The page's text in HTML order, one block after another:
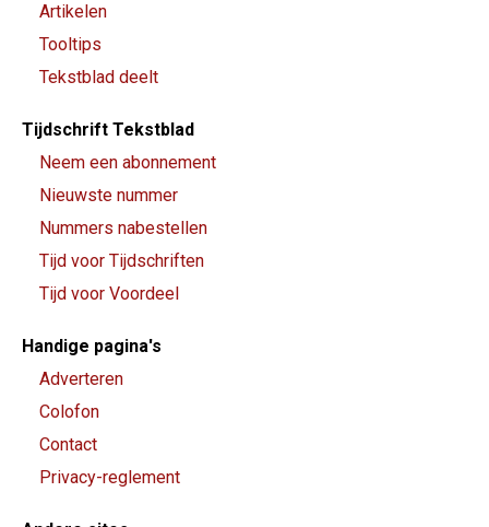
Artikelen
Tooltips
Tekstblad deelt
Tijdschrift Tekstblad
Neem een abonnement
Nieuwste nummer
Nummers nabestellen
Tijd voor Tijdschriften
Tijd voor Voordeel
Handige pagina's
Adverteren
Colofon
Contact
Privacy-reglement